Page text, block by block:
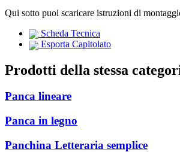
Qui sotto puoi scaricare istruzioni di
Scheda Tecnica
Esporta Capitolato
Prodotti della stessa
Panca lineare
Panca in legno
Panchina Letteraria semplice